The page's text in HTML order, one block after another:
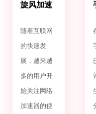
旋风加速
载
随着互联网
的快速发
展，越来越
多的用户开
始关注网络
加速器的使